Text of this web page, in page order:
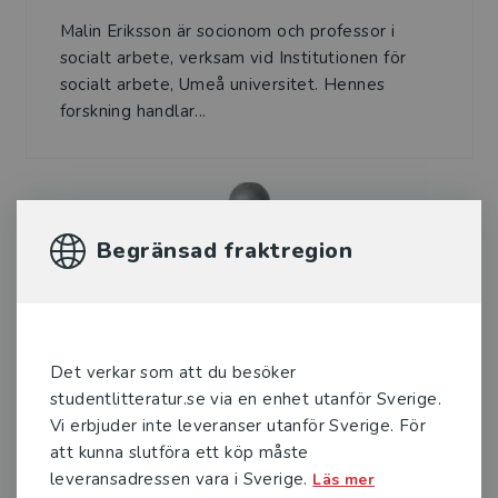
Begränsad fraktregion
Det verkar som att du besöker
studentlitteratur.se via en enhet utanför Sverige.
Vi erbjuder inte leveranser utanför Sverige. För
att kunna slutföra ett köp måste
leveransadressen vara i Sverige. Läs mer
Malin Eriksson är socionom och professor i
socialt arbete, verksam vid Institutionen för
socialt arbete, Umeå universitet. Hennes
forskning handlar...
Gunnar Appelgren är kriminalkommissarie vid
Polismyndigheten. Redan i slutet av 1980-
talet började han arbeta operativt mot
kriminella gäng. År 199...